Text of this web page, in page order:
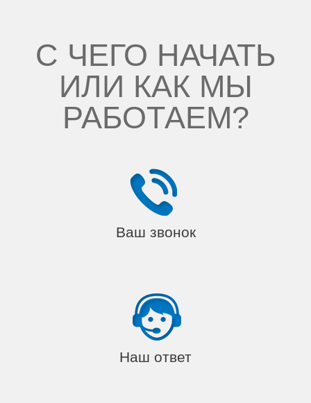
С ЧЕГО НАЧАТЬ
ИЛИ КАК МЫ
РАБОТАЕМ?
Ваш звонок
Наш ответ